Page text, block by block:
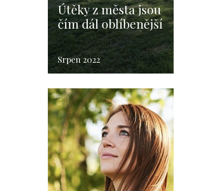
Útěky z města jsou
čím dál oblíbenější
Srpen 2022